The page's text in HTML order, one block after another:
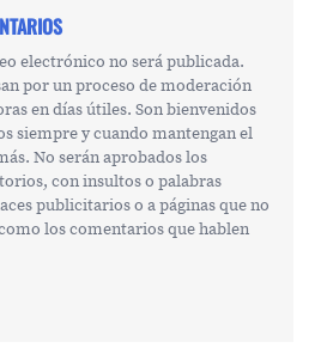
electrónico no será publicada.
por un proceso de moderación
en días útiles. Son bienvenidos
siempre y cuando mantengan el
No serán aprobados los
con insultos o palabras
publicitarios o a páginas que no
los comentarios que hablen